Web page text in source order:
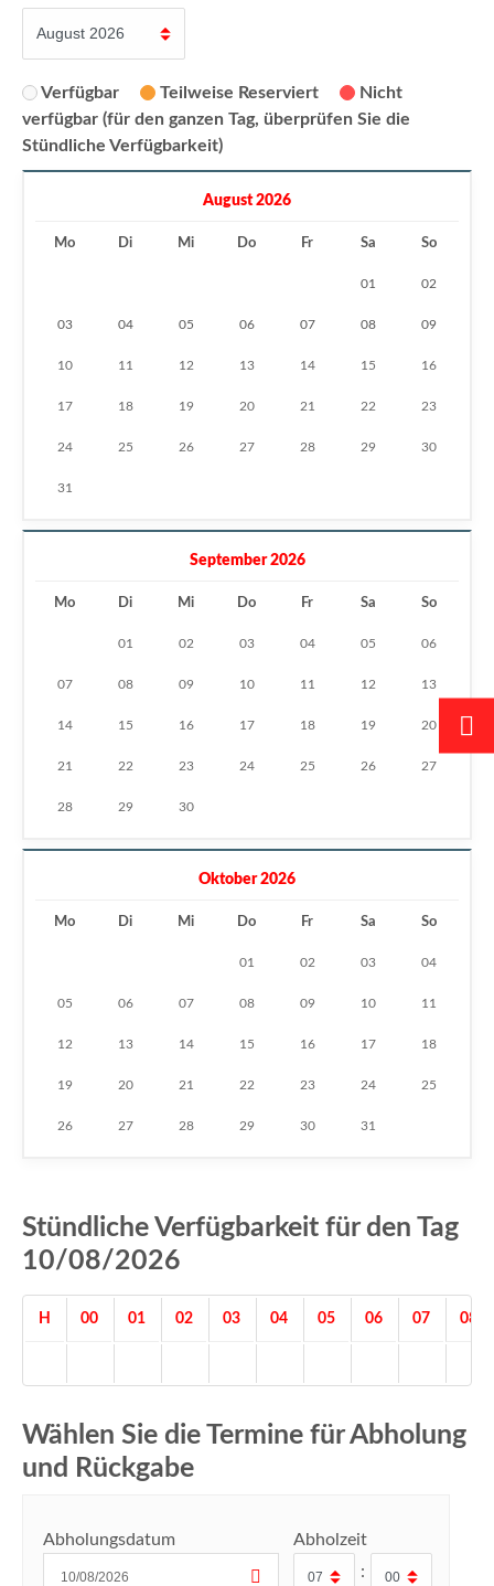
Verfügbar Teilweise Reserviert
Nicht
verfügbar (für den ganzen Tag, überprüfen Sie die
Stündliche Verfügbarkeit)
August 2026
Mo Di Mi Do Fr Sa So
01 02
03 04 05 06 07 08 09
10 11 12 13 14 15 16
17 18 19 20 21 22 23
24 25 26 27 28 29 30
31
September 2026
Mo Di Mi Do Fr Sa So
01 02 03 04 05 06
07 08 09 10 11 12 13
14 15 16 17 18 19 20
21 22 23 24 25 26 27
28 29 30
Oktober 2026
Mo Di Mi Do Fr Sa So
01 02 03 04
05 06 07 08 09 10 11
12 13 14 15 16 17 18
19 20 21 22 23 24 25
26 27 28 29 30 31
Stündliche Verfügbarkeit für den Tag
10/08/2026
H 00 01 02 03 04 05 06 07 08
Wählen Sie die Termine für Abholung
und Rückgabe
Abholungsdatum
Abholzeit
: